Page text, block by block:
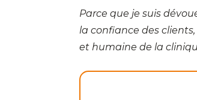
Parce que je suis
la confiance des
et humaine de la